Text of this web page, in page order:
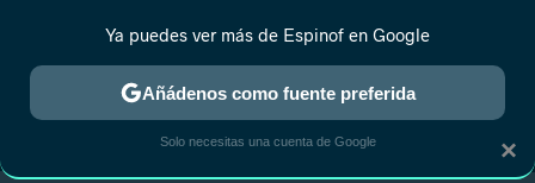
MENÚ NUEVO
ESTRENOS REALITY ANIME RANKINGS CINE ×
Ya puedes ver más de Espinof en Google
Añádenos como fuente preferida
Solo necesitas una cuenta de Google